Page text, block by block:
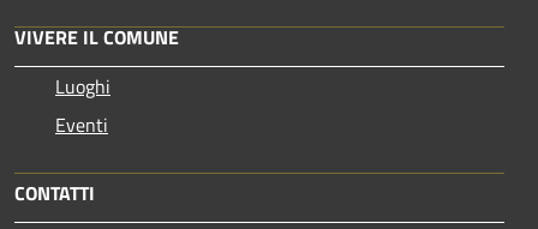
VIVERE IL COMUNE
Luoghi
Eventi
CONTATTI